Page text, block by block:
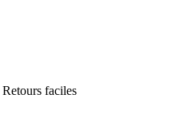
Retours faciles